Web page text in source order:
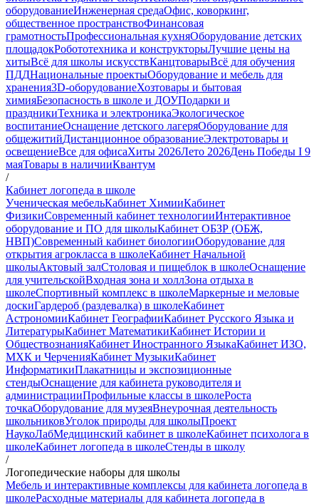
оборудованиеИнженерная средаОфис, коворкинг,
общественное пространствоФинансовая
грамотностьПрофессиональная кухняОборудование детских
площадокРобототехника и конструкторыЛучшие цены на
хитыВсё для школы искусствКанцтоварыВсё для обучения
ПДДНациональные проектыОборудование и мебель для
хранения3D-оборудованиеХозтовары и бытовая
химияБезопасность в школе и ДОУПодарки и
праздникиТехника и электроникаЭкологическое
воспитаниеОснащение детского лагеряОборудование для
общежитийДистанционное образованиеЭлектротовары и
освещениеВсе для офисаХиты 2026Лето 2026День Победы I 9
маяТовары в наличииКвантум
/
Кабинет логопеда в школе
Ученическая мебельКабинет ХимииКабинет
ФизикиСовременный кабинет технологииИнтерактивное
оборудование и ПО для школыКабинет ОБЗР (ОБЖ,
НВП)Современный кабинет биологииОборудование для
открытия агрокласса в школеКабинет Начальной
школыАктовый залСтоловая и пищеблок в школеОснащение
для учительскойВходная зона и холлЗона отдыха в
школеСпортивный комплекс в школеМаркерные и меловые
доскиГардероб (раздевалка) в школеКабинет
АстрономииКабинет ГеографииКабинет Русского Языка и
ЛитературыКабинет МатематикиКабинет Истории и
ОбществознанияКабинет Иностранного ЯзыкаКабинет ИЗО,
МХК и ЧерченияКабинет МузыкиКабинет
ИнформатикиПлакатницы и экспозиционные
стендыОснащение для кабинета руководителя и
администрацииПрофильные классы в школеРоста
точкаОборудование для музеяВнеурочная деятельность
школьниковУголок природы для школыПроект
НаукоЛабМедицинский кабинет в школеКабинет психолога в
школеКабинет логопеда в школеСтенды в школу
/
Логопедические наборы для школы
Мебель и интерактивные комплексы для кабинета логопеда в
школеРасходные материалы для кабинета логопеда в